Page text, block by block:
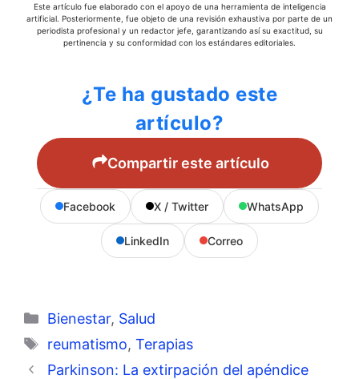
Este artículo fue elaborado con el apoyo de una herramienta de inteligencia
artificial. Posteriormente, fue objeto de una revisión exhaustiva por parte de un
periodista profesional y un redactor jefe, garantizando así su exactitud, su
pertinencia y su conformidad con los estándares editoriales.
¿Te ha gustado este
artículo?
Compartir este artículo
Facebook X / Twitter WhatsApp
LinkedIn Correo
Categorías
Bienestar, Salud
Etiquetas
reumatismo, Terapias
Parkinson: La extirpación del apéndice